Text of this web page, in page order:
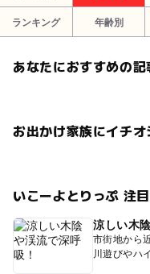
ランキング 年齢別
あなたにおすすめの記
お出かけ家族にイチ
いこーよとりっぷ 注
涼しい木
市街地から
川遊びやハ